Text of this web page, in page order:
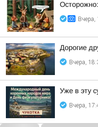
Вчера,
Дорогие
Вчера,
Уже в эту
Вчера,